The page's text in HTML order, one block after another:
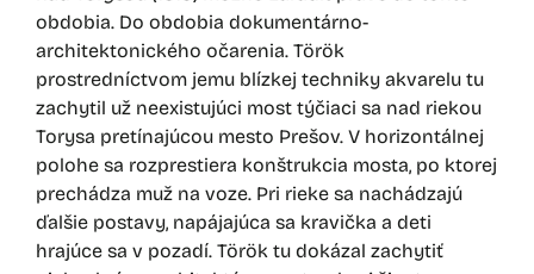
obdobia. Do obdobia dokumentárno-
architektonického očarenia. Török
prostredníctvom jemu blízkej techniky akvarelu tu
zachytil už neexistujúci most týčiaci sa nad riekou
Torysa pretínajúcou mesto Prešov. V horizontálnej
polohe sa rozprestiera konštrukcia mosta, po ktorej
prechádza muž na voze. Pri rieke sa nachádzajú
ďalšie postavy, napájajúca sa kravička a deti
hrajúce sa v pozadí. Török tu dokázal zachytiť